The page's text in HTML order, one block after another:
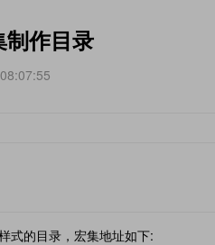
作目录
式的目录，宏集地址如下: